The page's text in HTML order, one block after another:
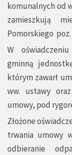
komunalnych od
zamieszkują
Pomorskiego poz.
W
gminną
którym zawarł
ww. ustawy
umowy, pod
Złożone
trwania umowy
odbieranie